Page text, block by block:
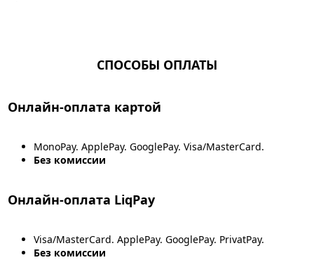
СПОСОБЫ ОПЛАТЫ
Онлайн-оплата картой
MonoPay. ApplePay. GooglePay. Visa/MasterCard.
Без комиссии
Онлайн-оплата LiqPay
Visa/MasterCard. ApplePay. GooglePay. PrivatPay.
Без комиссии